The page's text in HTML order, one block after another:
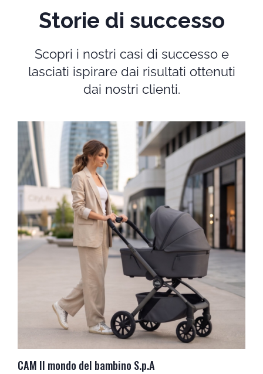
Storie di successo
Scopri i nostri casi di successo e
lasciati ispirare dai risultati ottenuti
dai nostri clienti.
CAM Il mondo del bambino S.p.A